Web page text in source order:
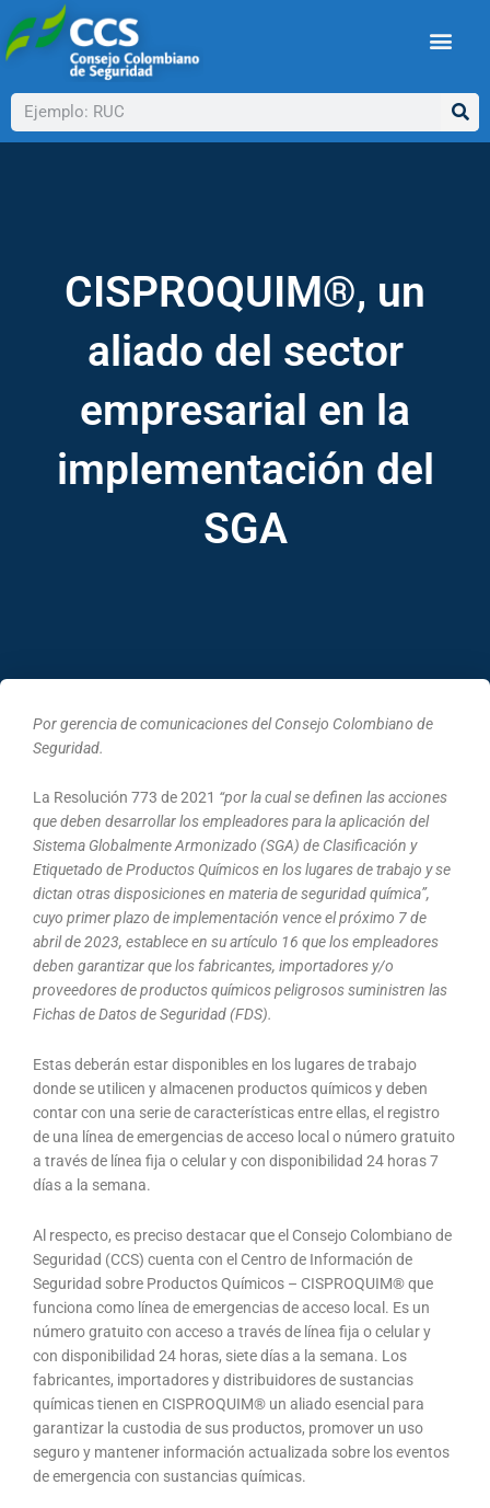
al
contenido
Buscar
CISPROQUIM®, un
aliado del sector
empresarial en la
implementación del
SGA
Por gerencia de comunicaciones del Consejo Colombiano de
Seguridad.
La Resolución 773 de 2021 “por la cual se definen las acciones
que deben desarrollar los empleadores para la aplicación del
Sistema Globalmente Armonizado (SGA) de Clasificación y
Etiquetado de Productos Químicos en los lugares de trabajo y se
dictan otras disposiciones en materia de seguridad química”,
cuyo primer plazo de implementación vence el próximo 7 de
abril de 2023, establece en su artículo 16 que los empleadores
deben garantizar que los fabricantes, importadores y/o
proveedores de productos químicos peligrosos suministren las
Fichas de Datos de Seguridad (FDS).
Estas deberán estar disponibles en los lugares de trabajo
donde se utilicen y almacenen productos químicos y deben
contar con una serie de características entre ellas, el registro
de una línea de emergencias de acceso local o número gratuito
a través de línea fija o celular y con disponibilidad 24 horas 7
días a la semana.
Al respecto, es preciso destacar que el Consejo Colombiano de
Seguridad (CCS) cuenta con el Centro de Información de
Seguridad sobre Productos Químicos – CISPROQUIM® que
funciona como línea de emergencias de acceso local. Es un
número gratuito con acceso a través de línea fija o celular y
con disponibilidad 24 horas, siete días a la semana. Los
fabricantes, importadores y distribuidores de sustancias
químicas tienen en CISPROQUIM® un aliado esencial para
garantizar la custodia de sus productos, promover un uso
seguro y mantener información actualizada sobre los eventos
de emergencia con sustancias químicas.